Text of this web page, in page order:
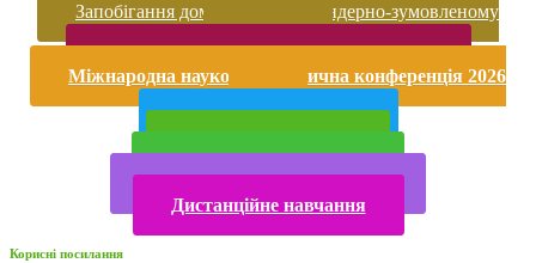
Запобігання домашньому та гендерно-зумовленому
Міжнародна науково-практична конференція 2026
Дистанційне навчання
Корисні посилання